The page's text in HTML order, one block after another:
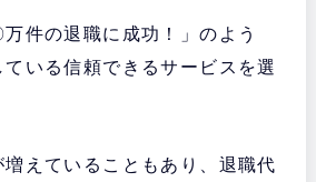
件の退職に成功！」のよう
いる信頼できるサービスを選
えていることもあり、退職代